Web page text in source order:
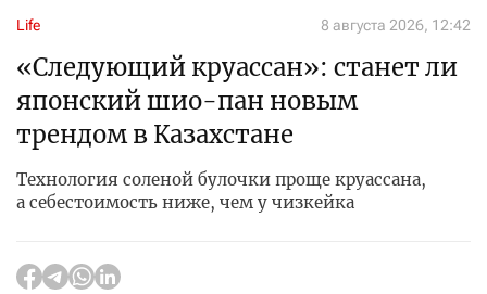
Life 8 августа 2026, 12:42
«Следующий круассан»: станет ли
японский шио-пан новым
трендом в Казахстане
Технология соленой булочки проще круассана,
а себестоимость ниже, чем у чизкейка